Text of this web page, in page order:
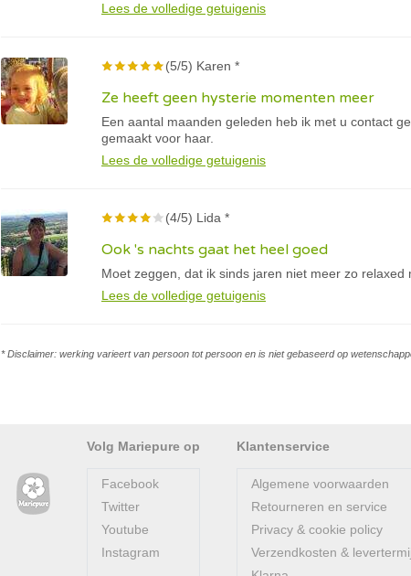
Lees de volledige getuigenis
(5/5) Karen *
Ze heeft geen hysterie momenten meer
Een aantal maanden geleden heb ik met u contact
gemaakt voor haar.
Lees de volledige getuigenis
(4/5) Lida *
Ook 's nachts gaat het heel goed
Moet zeggen, dat ik sinds jaren niet meer zo relaxed
Lees de volledige getuigenis
* Disclaimer: werking varieert van persoon tot persoon en is niet gebaseerd op
Volg Mariepure op
Facebook
Twitter
Youtube
Instagram
Klantenservice
Algemene voorwaarden
Retourneren en service
Privacy & cookie policy
Verzendkosten &